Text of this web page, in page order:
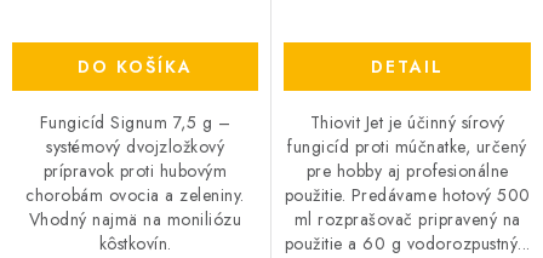
DO KOŠÍKA
Fungicíd Signum 7,5 g –
systémový dvojzložkový
prípravok proti hubovým
chorobám ovocia a zeleniny.
Vhodný najmä na moniliózu
kôstkovín.
DETAIL
Thiovit Jet je účinný sírový
fungicíd proti múčnatke, určený
pre hobby aj profesionálne
použitie. Predávame hotový 500
ml rozprašovač pripravený na
použitie a 60 g vodorozpustný...